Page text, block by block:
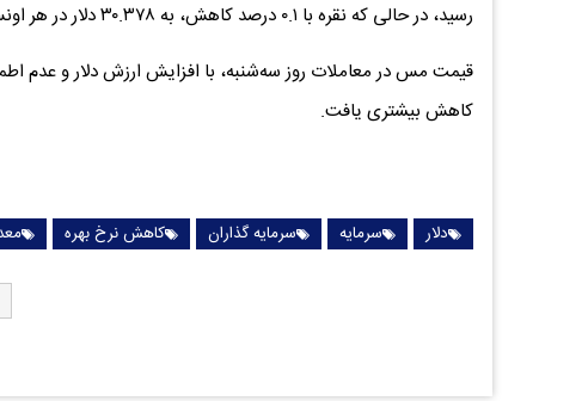
رسید، در حالی که نقره با ۰.۱ درصد کاهش، به ۳۰.۳۷۸ دلار در هر اونس رسید.
قیمت مس در معاملات روز سه‌شنبه، با افزایش ارزش دلار و عدم
کاهش بیشتری یافت.
دلار سرمایه سرمایه گذاران کاهش نرخ بهره